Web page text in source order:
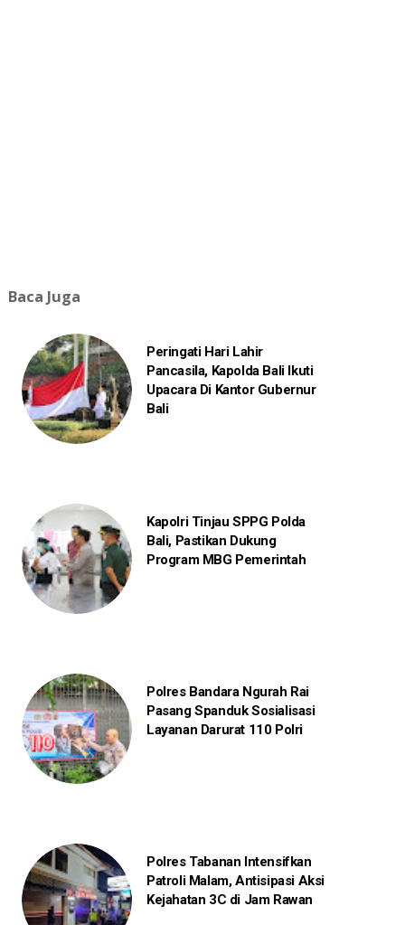
Baca Juga
Peringati Hari Lahir
Pancasila, Kapolda Bali Ikuti
Upacara Di Kantor Gubernur
Bali
Kapolri Tinjau SPPG Polda
Bali, Pastikan Dukung
Program MBG Pemerintah
Polres Bandara Ngurah Rai
Pasang Spanduk Sosialisasi
Layanan Darurat 110 Polri
Polres Tabanan Intensifkan
Patroli Malam, Antisipasi Aksi
Kejahatan 3C di Jam Rawan